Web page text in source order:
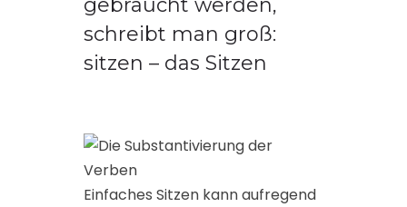
gebraucht werden,
schreibt man groß:
sitzen – das Sitzen
Einfaches Sitzen kann aufregend